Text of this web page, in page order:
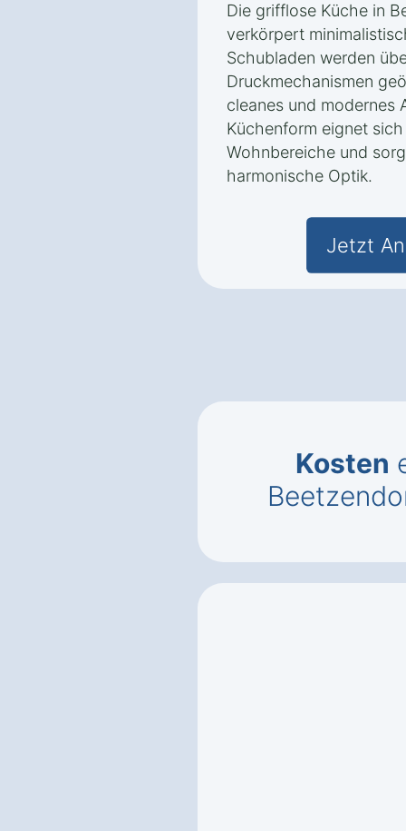
Die grifflose Küche in
verkörpert
Schubladen werden
Druckmechanismen
cleanes und modernes
Küchenform eignet
Wohnbereiche und
harmonische Optik.
Jetzt
Kosten